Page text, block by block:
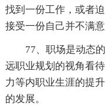
找到一份工作，或者
接受一份自己并不满
77、职场是动态
远职业规划的视角看
力等内职业生涯的提
的发展。